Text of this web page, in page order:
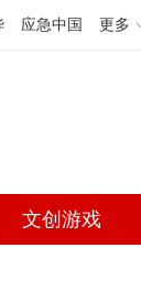
应急中国 更多
文创游戏